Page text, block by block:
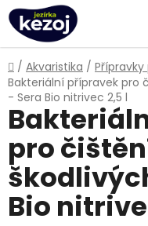
Přejít
na
obsah
Domů
/ Akvaristika /
Bakteriální přípravek pro
- Sera Bio nitrivec 2,5 l
pro
Bio